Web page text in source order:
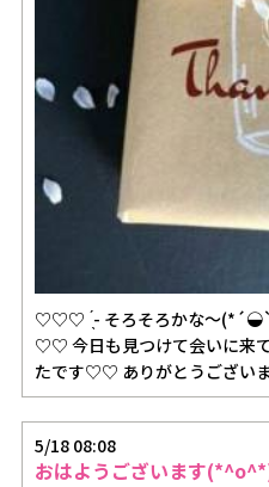
♡♡♡ ̖́- そろそろかな～
♡♡ 今日も見つけて会いに来
たです♡♡ ありがとうござい
5/18 08:08
おはようございます